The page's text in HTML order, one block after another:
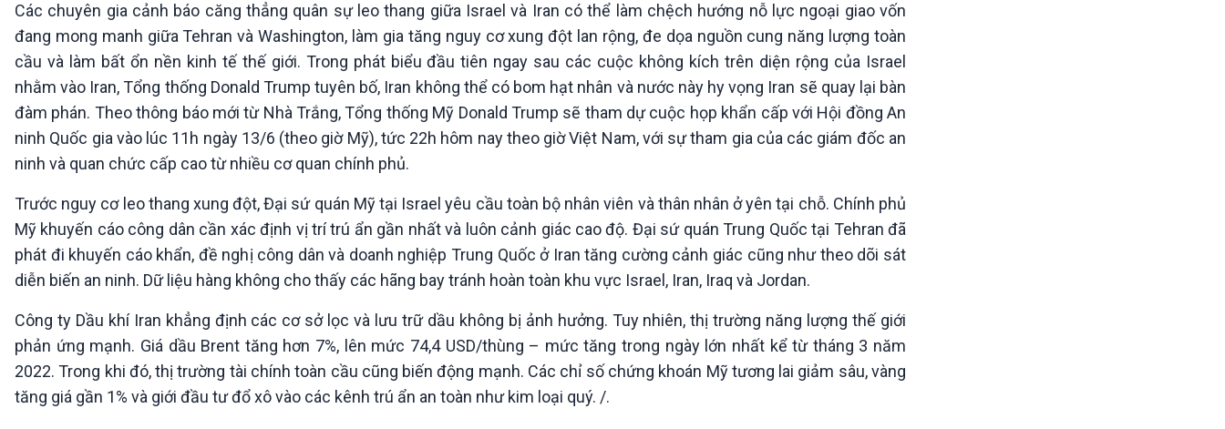
Các chuyên gia cảnh báo căng thẳng quân sự leo thang giữa Israel và Iran có thể làm chệch hướng nỗ lực ngoại giao vốn
đang mong manh giữa Tehran và Washington, làm gia tăng nguy cơ xung đột lan rộng, đe dọa nguồn cung năng lượng toàn
cầu và làm bất ổn nền kinh tế thế giới. Trong phát biểu đầu tiên ngay sau các cuộc không kích trên diện rộng của Israel
nhằm vào Iran, Tổng thống Donald Trump tuyên bố, Iran không thể có bom hạt nhân và nước này hy vọng Iran sẽ quay lại bàn
đàm phán. Theo thông báo mới từ Nhà Trắng, Tổng thống Mỹ Donald Trump sẽ tham dự cuộc họp khẩn cấp với Hội đồng An
ninh Quốc gia vào lúc 11h ngày 13/6 (theo giờ Mỹ), tức 22h hôm nay theo giờ Việt Nam, với sự tham gia của các giám đốc an
ninh và quan chức cấp cao từ nhiều cơ quan chính phủ.
Trước nguy cơ leo thang xung đột, Đại sứ quán Mỹ tại Israel yêu cầu toàn bộ nhân viên và thân nhân ở yên tại chỗ. Chính phủ
Mỹ khuyến cáo công dân cần xác định vị trí trú ẩn gần nhất và luôn cảnh giác cao độ. Đại sứ quán Trung Quốc tại Tehran đã
phát đi khuyến cáo khẩn, đề nghị công dân và doanh nghiệp Trung Quốc ở Iran tăng cường cảnh giác cũng như theo dõi sát
diễn biến an ninh. Dữ liệu hàng không cho thấy các hãng bay tránh hoàn toàn khu vực Israel, Iran, Iraq và Jordan.
Công ty Dầu khí Iran khẳng định các cơ sở lọc và lưu trữ dầu không bị ảnh hưởng. Tuy nhiên, thị trường năng lượng thế giới
phản ứng mạnh. Giá dầu Brent tăng hơn 7%, lên mức 74,4 USD/thùng – mức tăng trong ngày lớn nhất kể từ tháng 3 năm
2022. Trong khi đó, thị trường tài chính toàn cầu cũng biến động mạnh. Các chỉ số chứng khoán Mỹ tương lai giảm sâu, vàng
tăng giá gần 1% và giới đầu tư đổ xô vào các kênh trú ẩn an toàn như kim loại quý. /.